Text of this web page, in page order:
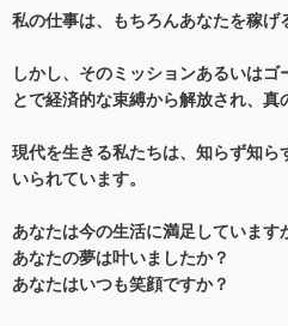
私の仕事は、もちろんあなたを稼げ
しかし、そのミッションあるいはゴ
とで経済的な束縛から解放され、真
現代を生きる私たちは、知らず知
いられています。
あなたは今の生活に満足しています
あなたの夢は叶いましたか？
あなたはいつも笑顔ですか？